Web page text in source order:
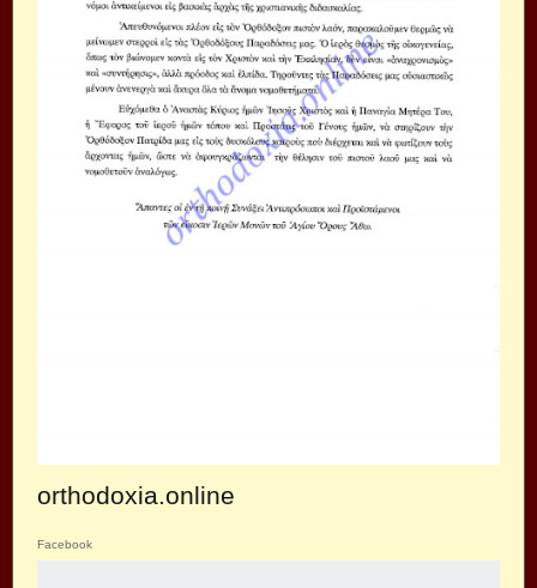
οrthodoxia.online
Facebook